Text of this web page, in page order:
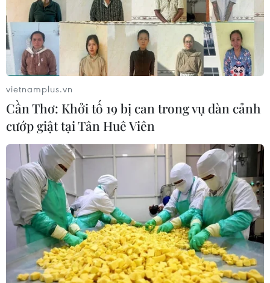
vietnamplus.vn
Cần Thơ: Khởi tố 19 bị can trong vụ dàn cảnh
cướp giật tại Tân Huê Viên